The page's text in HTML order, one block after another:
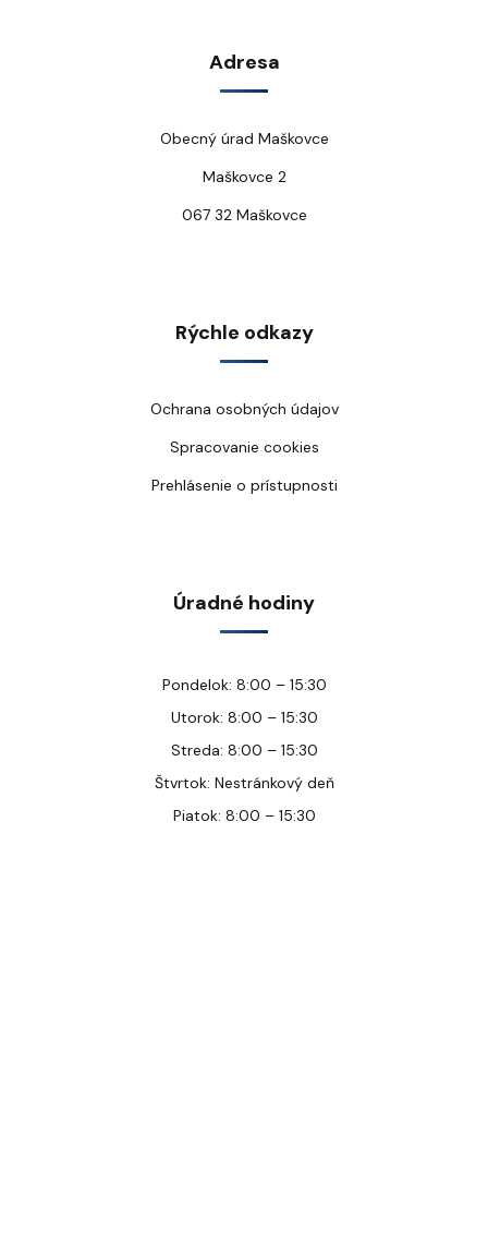
Adresa
Obecný úrad Maškovce
Maškovce 2
067 32 Maškovce
Rýchle odkazy
Ochrana osobných údajov
Spracovanie cookies
Prehlásenie o prístupnosti
Úradné hodiny
Pondelok: 8:00 – 15:30
Utorok: 8:00 – 15:30
Streda: 8:00 – 15:30
Štvrtok: Nestránkový deň
Piatok: 8:00 – 15:30